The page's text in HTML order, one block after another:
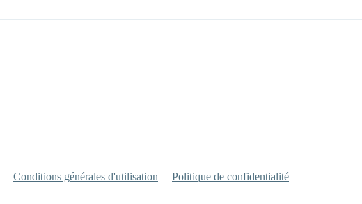
Conditions générales d'utilisation Politique de confidentialité